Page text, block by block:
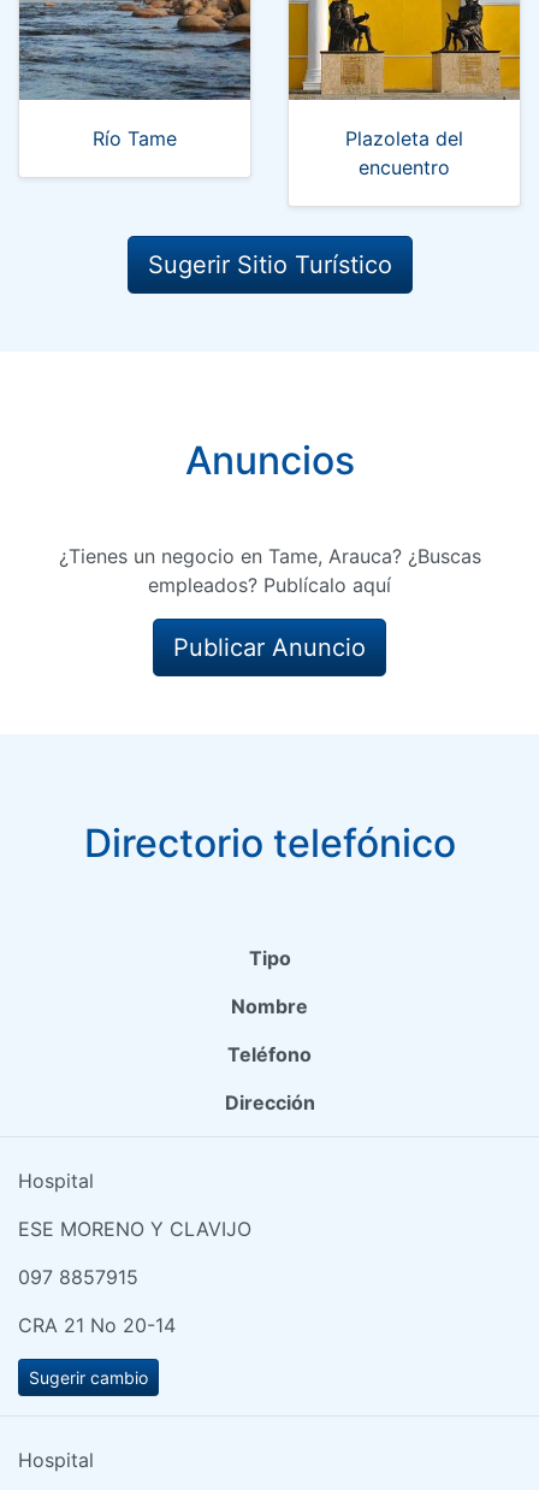
Río Tame
Plazoleta del
encuentro
Sugerir Sitio Turístico
Anuncios
¿Tienes un negocio en Tame, Arauca? ¿Buscas
empleados? Publícalo aquí
Publicar Anuncio
Directorio telefónico
Tipo
Nombre
Teléfono
Dirección
Hospital
ESE MORENO Y CLAVIJO
097 8857915
CRA 21 No 20-14
Sugerir cambio
Hospital